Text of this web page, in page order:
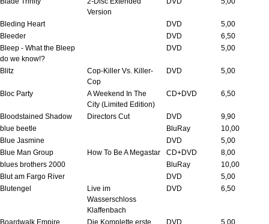
Version
Bleding Heart DVD
5,00
Bleeder
DVD
6,50
Bleep - What the Bleep
do we know!?
DVD 5,00
Blitz
Cop-Killer Vs. Killer-
Cop
DVD 5,00
Bloc Party
A Weekend In The
City (Limited Edition)
CD+DVD 6,50
Bloodstained Shadow Directors Cut DVD
9,90
blue beetle
BluRay
10,00
Blue Jasmine
DVD
5,00
Blue Man Group
How To Be A Megastar CD+DVD
8,00
blues brothers 2000
BluRay
10,00
Blut am Fargo River
DVD
5,00
Blutengel
Live im
Wasserschloss
Klaffenbach
DVD 6,50
Boardwalk Empire
Die Komplette erste
DVD 5,00